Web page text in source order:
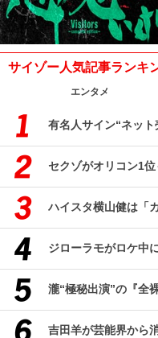
サイゾー人気記事ランキ
エンタメ
有名人サイン“ネット
セクゾがオリコン1
ハイスタ横山健は「
ジローラモがロケ中
瀧“極秘出演”の『全
吉田羊が芸能界から